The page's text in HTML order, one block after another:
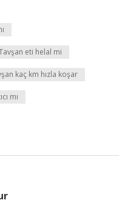
eti helal mi
kaç km hızla koşar
mı